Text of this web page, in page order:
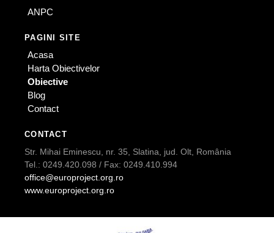
ANPC
PAGINI SITE
Acasa
Harta Obiectivelor
Obiective
Blog
Contact
CONTACT
Str. Mihai Eminescu, nr. 35, Slatina, jud. Olt, România
Tel.: 0249.420.098 / Fax: 0249.410.994
office@europroject.org.ro
www.europroject.org.ro